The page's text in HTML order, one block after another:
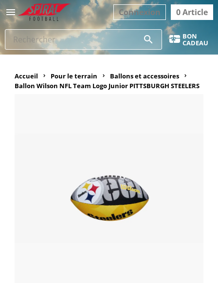
 0 Article
Connexion
search BON
CADEAU
Accueil Pour le terrain
Ballons et accessoires
Ballon Wilson NFL Team Logo Junior PITTSBURGH STEELERS